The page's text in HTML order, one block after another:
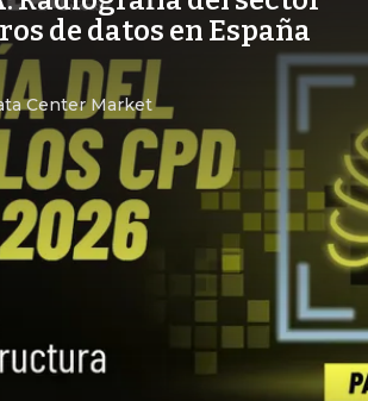
de datos en España
Center Market